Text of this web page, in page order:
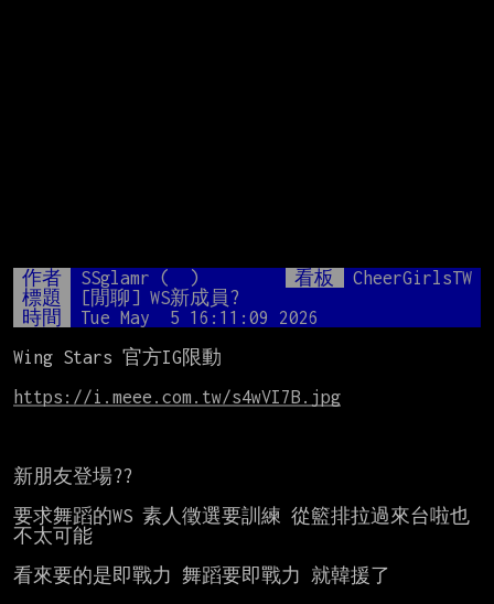
作者 SSglamr (  ) 看板
CheerGirlsTW
標題
[閒聊] WS新成員?
時間
Tue May  5 16:11:09 2026
Wing Stars 官方IG限動
https://i.meee.com.tw/s4wVI7B.jpg
新朋友登場??
要求舞蹈的WS 素人徵選要訓練 從籃排拉過來台啦也
不太可能
看來要的是即戰力 舞蹈要即戰力 就韓援了